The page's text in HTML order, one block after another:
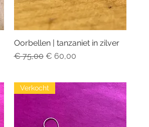
Snel overzicht
Oorbellen | tanzaniet in zilver
Normale prijs
€ 75,00 Verkoopprijs
€ 60,00
Verkocht